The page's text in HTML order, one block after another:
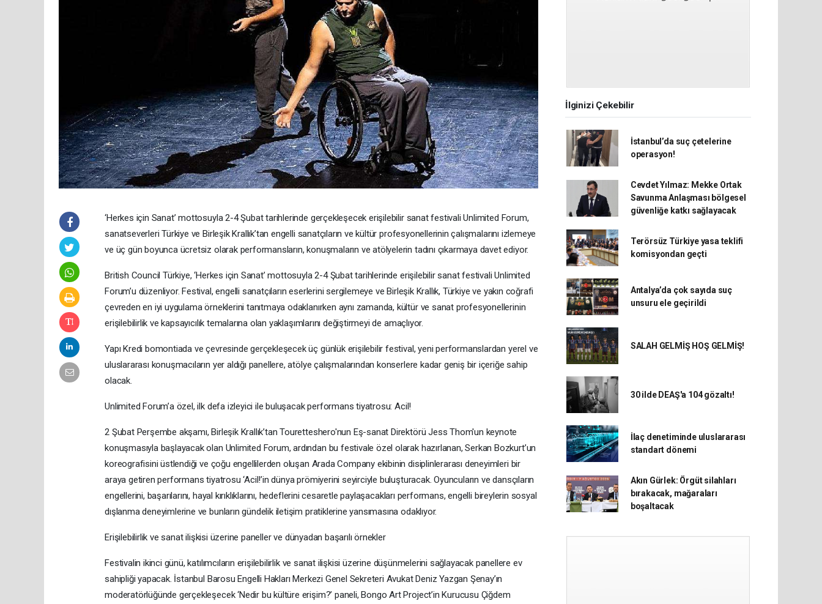
‘Herkes için Sanat’ mottosuyla 2-4 Şubat tarihlerinde gerçekleşecek erişilebilir sanat festivali Unlimited Forum,
sanatseverleri Türkiye ve Birleşik Krallık’tan engelli sanatçıların ve kültür profesyonellerinin çalışmalarını izlemeye
ve üç gün boyunca ücretsiz olarak performansların, konuşmaların ve atölyelerin tadını çıkarmaya davet ediyor.
British Council Türkiye, ‘Herkes için Sanat’ mottosuyla 2-4 Şubat tarihlerinde erişilebilir sanat festivali Unlimited
Forum’u düzenliyor. Festival, engelli sanatçıların eserlerini sergilemeye ve Birleşik Krallık, Türkiye ve yakın coğrafi
çevreden en iyi uygulama örneklerini tanıtmaya odaklanırken aynı zamanda, kültür ve sanat profesyonellerinin
erişilebilirlik ve kapsayıcılık temalarına olan yaklaşımlarını değiştirmeyi de amaçlıyor.
Yapı Kredi bomontiada ve çevresinde gerçekleşecek üç günlük erişilebilir festival, yeni performanslardan yerel ve
uluslararası konuşmacıların yer aldığı panellere, atölye çalışmalarından konserlere kadar geniş bir içeriğe sahip
olacak.
Unlimited Forum’a özel, ilk defa izleyici ile buluşacak performans tiyatrosu: Acil!
2 Şubat Perşembe akşamı, Birleşik Krallık’tan Touretteshero'nun Eş-sanat Direktörü Jess Thom'un keynote
konuşmasıyla başlayacak olan Unlimited Forum, ardından bu festivale özel olarak hazırlanan, Serkan Bozkurt’un
koreografisini üstlendiği ve çoğu engellilerden oluşan Arada Company ekibinin disiplinlerarası deneyimleri bir
araya getiren performans tiyatrosu ‘Acil!’in dünya prömiyerini seyirciyle buluşturacak. Oyuncuların ve dansçıların
engellerini, başarılarını, hayal kırıklıklarını, hedeflerini cesaretle paylaşacakları performans, engelli bireylerin sosyal
dışlanma deneyimlerine ve bunların gündelik iletişim pratiklerine yansımasına odaklıyor.
Erişilebilirlik ve sanat ilişkisi üzerine paneller ve dünyadan başarılı örnekler
Festivalin ikinci günü, katılımcıların erişilebilirlik ve sanat ilişkisi üzerine düşünmelerini sağlayacak panellere ev
sahipliği yapacak. İstanbul Barosu Engelli Hakları Merkezi Genel Sekreteri Avukat Deniz Yazgan Şenay’ın
moderatörlüğünde gerçekleşecek ‘Nedir bu kültüre erişim?’ paneli, Bongo Art Project’in Kurucusu Çiğdem
İlginizi Çekebilir
İstanbul’da suç çetelerine
operasyon!
Cevdet Yılmaz: Mekke Ortak
Savunma Anlaşması bölgesel
güvenliğe katkı sağlayacak
Terörsüz Türkiye yasa teklifi
komisyondan geçti
Antalya’da çok sayıda suç
unsuru ele geçirildi
SALAH GELMİŞ HOŞ GELMİŞ!
30 ilde DEAŞ'a 104 gözaltı!
İlaç denetiminde uluslararası
standart dönemi
Akın Gürlek: Örgüt silahları
bırakacak, mağaraları
boşaltacak